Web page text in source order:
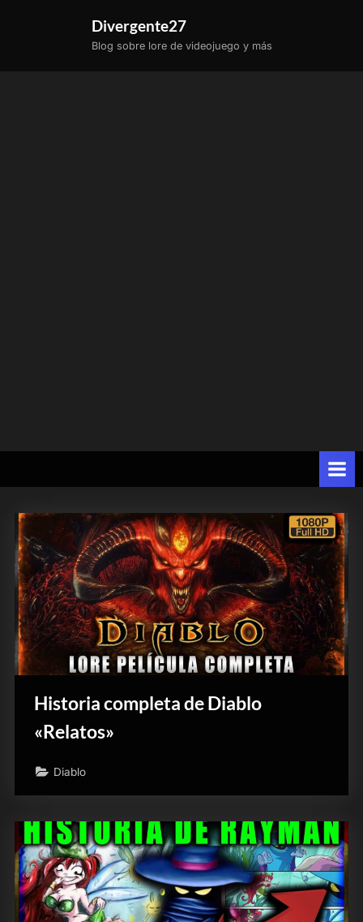
Divergente27
Blog sobre lore de videojuego y más
Historia completa de Diablo
«Relatos»
Diablo